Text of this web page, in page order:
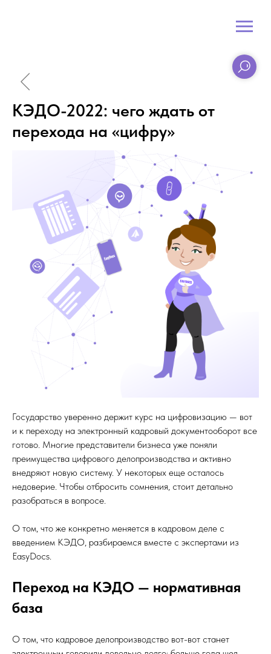
КЭДО-2022: чего ждать от
перехода на «цифру»
Государство уверенно держит курс на цифровизацию — вот
и к переходу на электронный кадровый документооборот все
готово. Многие представители бизнеса уже поняли
преимущества цифрового делопроизводства и активно
внедряют новую систему. У некоторых еще осталось
недоверие. Чтобы отбросить сомнения, стоит детально
разобраться в вопросе.
О том, что же конкретно меняется в кадровом деле с
введением КЭДО, разбираемся вместе с экспертами из
EasyDocs.
Переход на КЭДО — нормативная
база
О том, что кадровое делопроизводство вот-вот станет